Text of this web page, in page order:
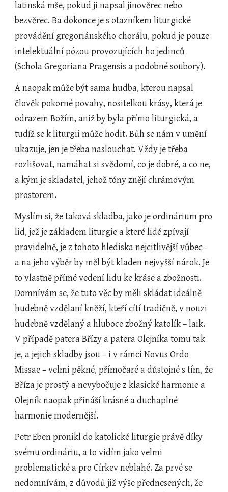
latinská mše, pokud ji napsal jinověrec nebo
bezvěrec. Ba dokonce je s otazníkem liturgické
provádění gregoriánského chorálu, pokud je pouze
intelektuální pózou provozujících ho jedinců
(Schola Gregoriana Pragensis a podobné soubory).
A naopak může být sama hudba, kterou napsal
člověk pokorné povahy, nositelkou krásy, která je
odrazem Božím, aniž by byla přímo liturgická, a
tudíž se k liturgii může hodit. Bůh se nám v umění
ukazuje, jen je třeba naslouchat. Vždy je třeba
rozlišovat, namáhat si svědomí, co je dobré, a co ne,
a kým je skladatel, jehož tóny znějí chrámovým
prostorem.
Myslím si, že taková skladba, jako je ordinárium pro
lid, jež je základem liturgie a které lidé zpívají
pravidelně, je z tohoto hlediska nejcitlivější vůbec -
a na jeho výběr by měl být kladen nejvyšší nárok. Je
to vlastně přímé vedení lidu ke kráse a zbožnosti.
Domnívám se, že tuto věc by měli skládat ideálně
hudebně vzdělaní kněží, kteří cítí tradičně, v nouzi
hudebně vzdělaný a hluboce zbožný katolík – laik.
V případě patera Břízy a patera Olejníka tomu tak
je, a jejich skladby jsou – i v rámci Novus Ordo
Missae – velmi pěkné, přímočaré a důstojné s tím, že
Bříza je prostý a nevybočuje z klasické harmonie a
Olejník naopak přináší krásné a duchaplné
harmonie modernější.
Petr Eben pronikl do katolické liturgie právě díky
svému ordináriu, a to vidím jako velmi
problematické a pro Církev neblahé. Za prvé se
nedomnívám, z důvodů již výše přednesených, že